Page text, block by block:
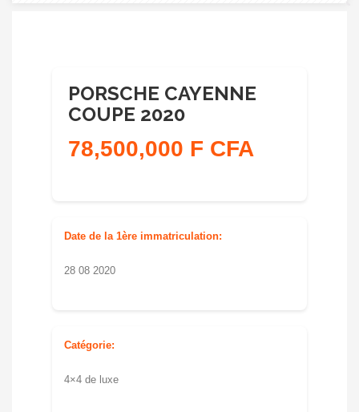
PORSCHE CAYENNE
COUPE 2020
78,500,000 F CFA
Date de la 1ère immatriculation:
28 08 2020
Catégorie:
4×4 de luxe